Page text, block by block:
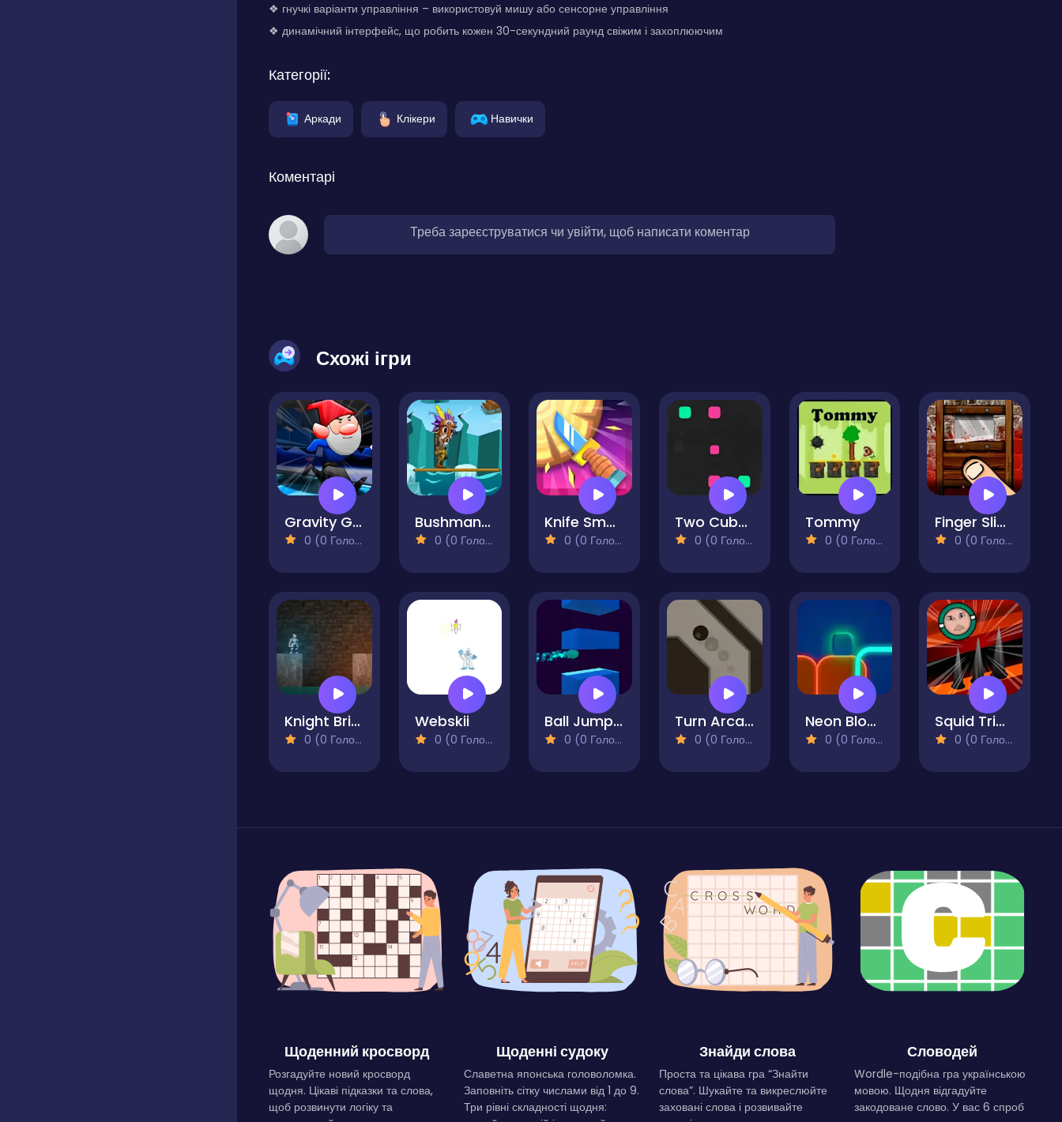
❖ гнучкі варіанти управління – використовуй мишу або сенсорне управління
❖ динамічний інтерфейс, що робить кожен 30-секундний раунд свіжим і захоплюючим
Категорії:
Аркади Клікери Навички
Коментарі
Треба зареєструватися чи увійти, щоб написати коментар
Схожі ігри
Gravity Gnome
0 (0 Голосів)
Bushman Bamboo
0 (0 Голосів)
Knife Smash
0 (0 Голосів)
Two Cubes
0 (0 Голосів)
Tommy
0 (0 Голосів)
Finger Slicer
0 (0 Голосів)
Knight Bridge
0 (0 Голосів)
Webskii
0 (0 Голосів)
Ball Jumping
0 (0 Голосів)
Turn Arcade
0 (0 Голосів)
Neon Block Arcade
0 (0 Голосів)
Squid Triple Jump Game
0 (0 Голосів)
Щоденний кросворд
Розгадуйте новий кросворд
щодня. Цікаві підказки та слова,
щоб розвинути логіку та
Щоденні судоку
Славетна японська головоломка.
Заповніть сітку числами від 1 до 9.
Три рівні складності щодня:
Знайди слова
Проста та цікава гра “Знайти
слова”. Шукайте та викреслюйте
заховані слова і розвивайте
Словодей
Wordle-подібна гра українською
мовою. Щодня відгадуйте
закодоване слово. У вас 6 спроб